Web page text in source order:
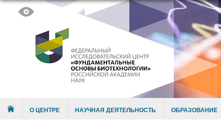
Menu О ЦЕНТРЕ НАУЧНАЯ ДЕЯТЕЛЬНОСТЬ ОБРАЗОВАНИЕ